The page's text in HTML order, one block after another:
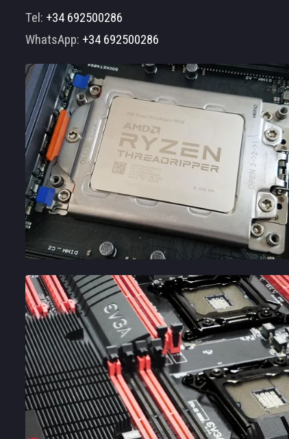
Tel: +34 692500286
WhatsApp: +34 692500286